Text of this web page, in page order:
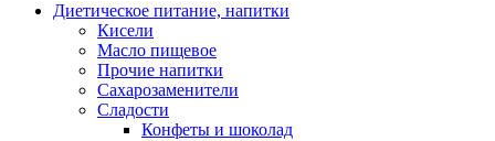
Диетическое питание, напитки
Кисели
Масло пищевое
Прочие напитки
Сахарозаменители
Сладости
Конфеты и шоколад